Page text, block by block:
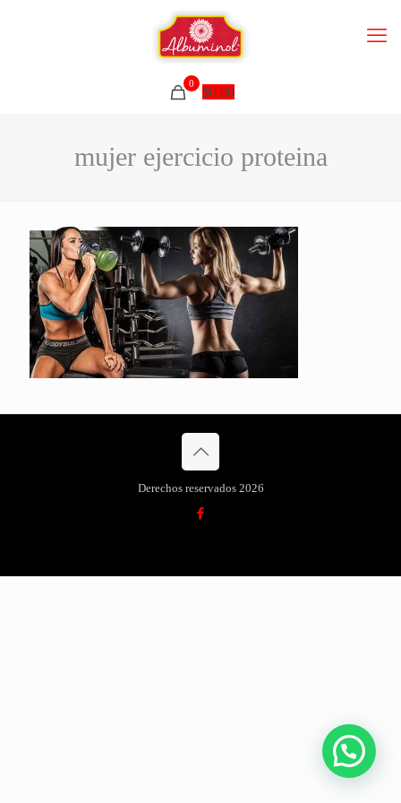
0
$0.00
mujer ejercicio proteina
Derechos reservados 2026